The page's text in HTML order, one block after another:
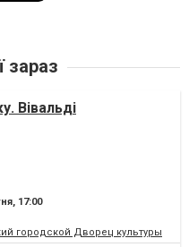
зараз
Вівальді
17:00
городской Дворец культуры